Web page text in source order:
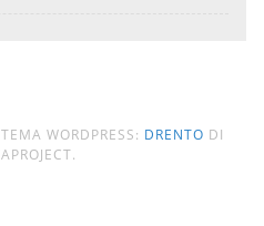
TEMA WORDPRESS: DRENTO DI